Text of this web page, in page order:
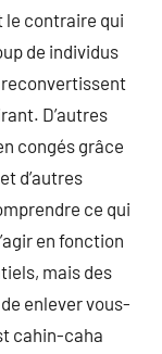
le contraire qui
de individus
reconvertissent
D’autres
congés grâce
d’autres
ce qui
en fonction
mais des
enlever vous-
cahin-caha